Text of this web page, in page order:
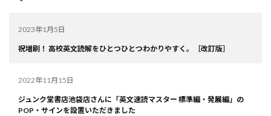
2023年1月5日
祝増刷！ 高校英文読解をひとつひとつわかりやすく。［改訂版］
2022年11月15日
ジュンク堂書店池袋店さんに「英文速読マスター 標準編・発展編」の
POP・サインを設置いただきました